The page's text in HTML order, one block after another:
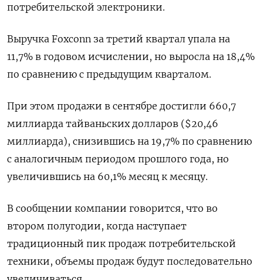
потребительской электроники.
Выручка Foxconn за третий квартал упала на
11,7% в годовом исчислении, но выросла на 18,4%
по сравнению с предыдущим кварталом.
При этом продажи в сентябре достигли 660,7
миллиарда тайваньских долларов ($20,46
миллиарда), снизившись на 19,7% по сравнению
с аналогичным периодом прошлого года, но
увеличившись на 60,1% месяц к месяцу.
В сообщении компании говорится, что во
втором полугодии, когда наступает
традиционный пик продаж потребительской
техники, объемы продаж будут последовательно